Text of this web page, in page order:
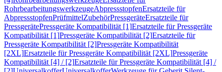
RohrbearbeitungswerkzeugeAbpressstopfenErsatzteile für
AbpressstopfenPrüfmittelZubehörPressgeräteErsatzteile für
PressgerätePressgeräte Kompatibilität [1]Ersatzteile für Pressgeräte
Kompatibilität [1]Pressgeräte Kompatibilität [2]Ersatzteile für
Pressgeräte Kompatibilität [2]Pressgeräte Kompatibilität
[2XL]Ersatzteile für Pressgeräte Kompatibilität [2XL]Pressgeräte
Kompatibilität [4] / [2]Ersatzteile für Pressgeräte Kompatibilität [4] /